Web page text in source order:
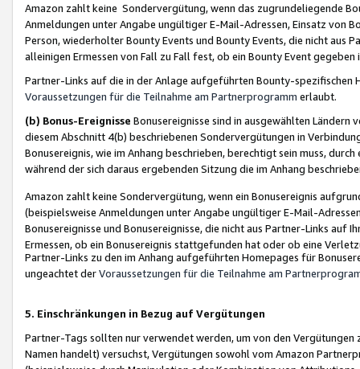
Amazon zahlt keine Sondervergütung, wenn das zugrundeliegende
Anmeldungen unter Angabe ungültiger E-Mail-Adressen, Einsatz von
Person, wiederholter Bounty Events und Bounty Events, die nicht
alleinigen Ermessen von Fall zu Fall fest, ob ein Bounty Event
Partner-Links auf die in der Anlage aufgeführten Bounty-spezifischen
Voraussetzungen für die Teilnahme am Partnerprogramm erlaubt.
(b) Bonus-Ereignisse Bonusereignisse sind in ausgewählten Ländern
diesem Abschnitt 4(b) beschriebenen Sondervergütungen in
Bonusereignis, wie im Anhang beschrieben, berechtigt sein muss,
während der sich daraus ergebenden Sitzung die im Anhang
Amazon zahlt keine Sondervergütung, wenn ein Bonusereignis
(beispielsweise Anmeldungen unter Angabe ungültiger E-Mail-
Bonusereignisse und Bonusereignisse, die nicht aus Partner-Links auf
Ermessen, ob ein Bonusereignis stattgefunden hat oder ob eine
Partner-Links zu den im Anhang aufgeführten Homepages für
ungeachtet derVoraussetzungen für die Teilnahme am
5. Einschränkungen in Bezug auf Vergütungen
Partner-Tags sollten nur verwendet werden, um von den
Namen handelt) versuchst, Vergütungen sowohl vom Amazon